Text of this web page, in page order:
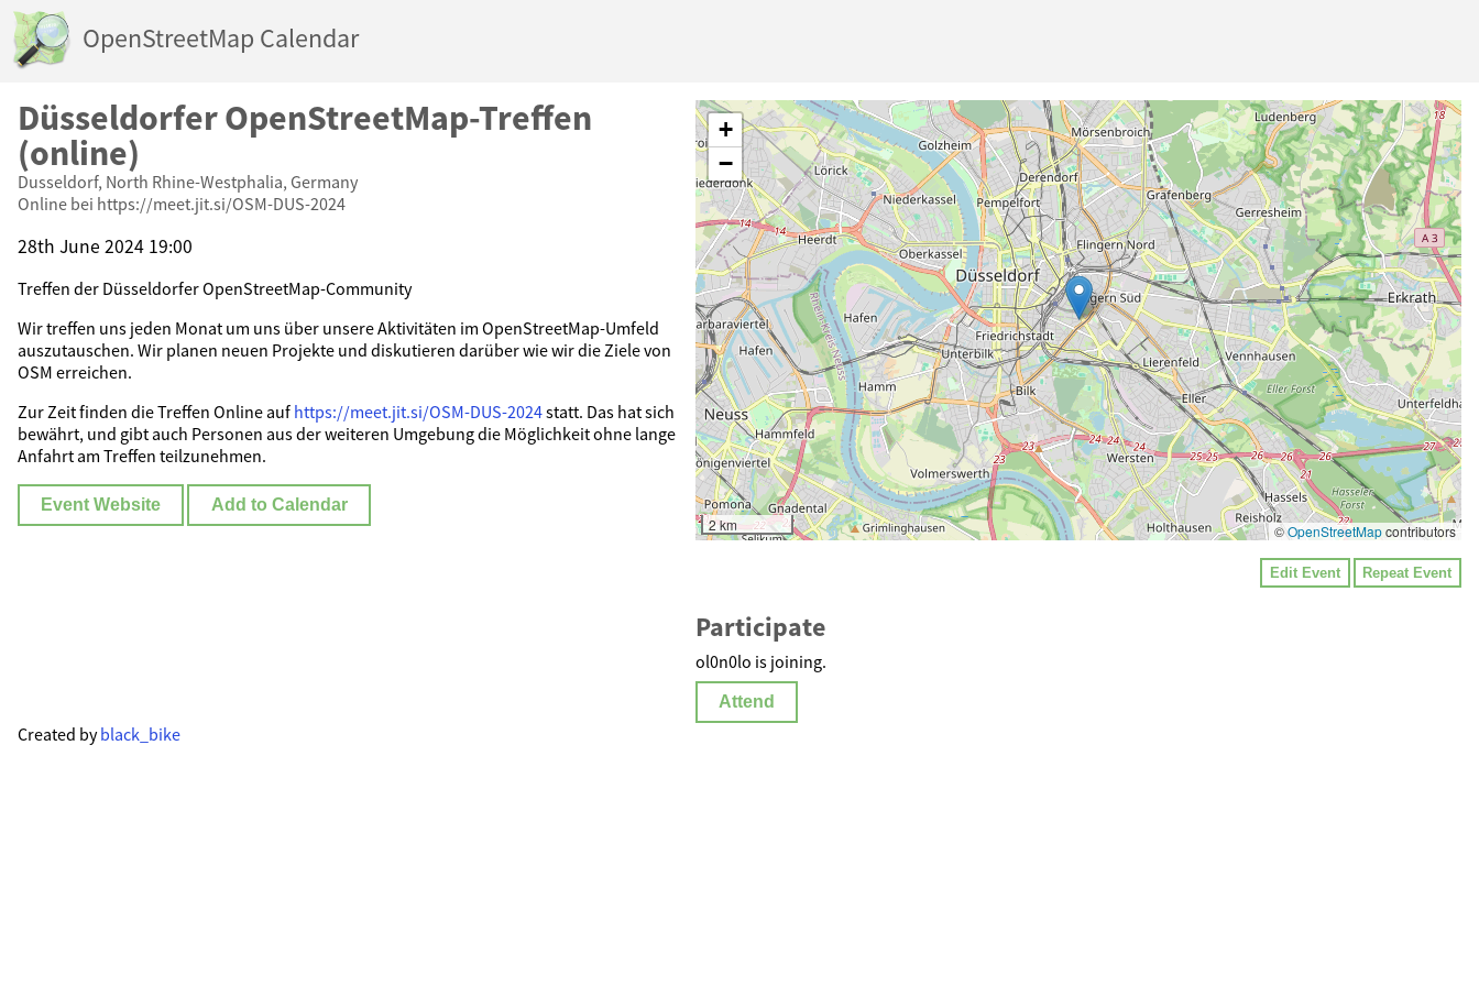
OpenStreetMap Calendar
Düsseldorfer OpenStreetMap-Treffen
(online)
Dusseldorf, North Rhine-Westphalia, Germany
Online bei https://meet.jit.si/OSM-DUS-2024
28th June 2024 19:00
Treffen der Düsseldorfer OpenStreetMap-Community
Wir treffen uns jeden Monat um uns über unsere Aktivitäten im OpenStreetMap-Umfeld
auszutauschen. Wir planen neuen Projekte und diskutieren darüber wie wir die Ziele von
OSM erreichen.
Zur Zeit finden die Treffen Online auf https://meet.jit.si/OSM-DUS-2024statt. Das hat sich
bewährt, und gibt auch Personen aus der weiteren Umgebung die Möglichkeit ohne lange
Anfahrt am Treffen teilzunehmen.
Event Website Add to Calendar
+
−
2 km ©OpenStreetMapcontributors
Edit Event Repeat Event
Participate
ol0n0lo is joining.
Attend
Created byblack_bike